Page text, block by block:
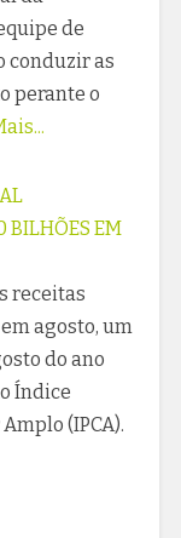
de
conduzir as
perante o
BILHÕES EM
receitas
agosto, um
do ano
Índice
(IPCA).